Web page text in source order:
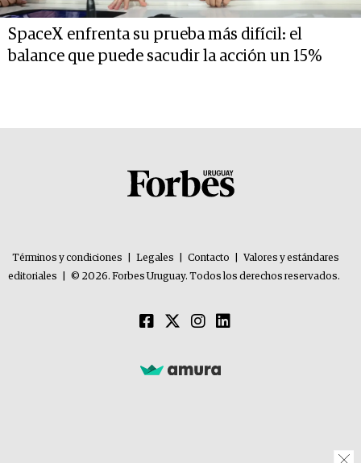
SpaceX enfrenta su prueba más difícil: el
balance que puede sacudir la acción un 15%
Términos y condiciones Legales Contacto
Valores y estándares
editoriales
© 2026. Forbes Uruguay. Todos los derechos reservados.